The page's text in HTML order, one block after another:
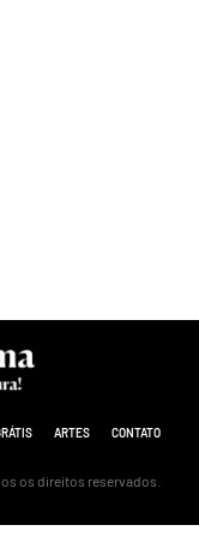
ARTES CONTATO
os direitos reservados.